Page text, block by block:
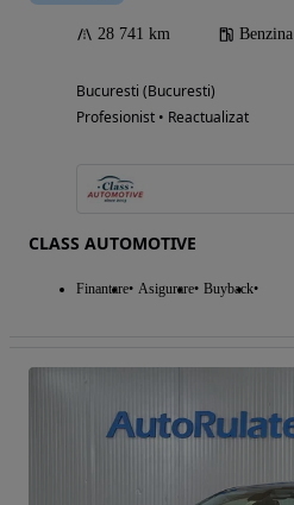
28 741 km Benzina
Bucuresti (Bucuresti)
Profesionist • Reactualizat
CLASS AUTOMOTIVE
Finantare Asigurare Buyback